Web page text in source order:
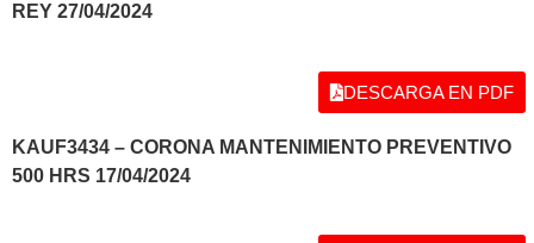
REY 27/04/2024
DESCARGA EN PDF
KAUF3434 – CORONA MANTENIMIENTO PREVENTIVO
500 HRS 17/04/2024